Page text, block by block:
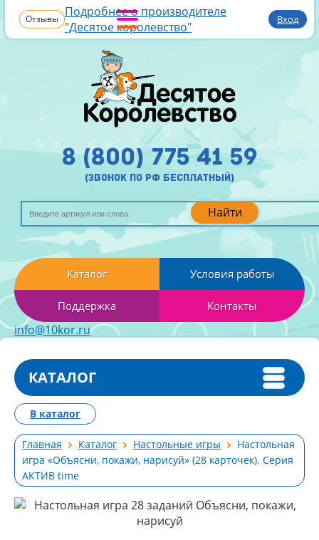
Отзывы Подробнее о производителе
"Десятое королевство"
Вход
Найти
8 (800) 775 41 59
(звонок по рф бесплатный)
Каталог Условия работы
Поддержка Контакты
info@10kor.ru
КАТАЛОГ
Главная Каталог Настольные игры
Настольная
игра «Объясни, покажи, нарисуй» (28 карточек). Серия
АКТИВ time
В каталог